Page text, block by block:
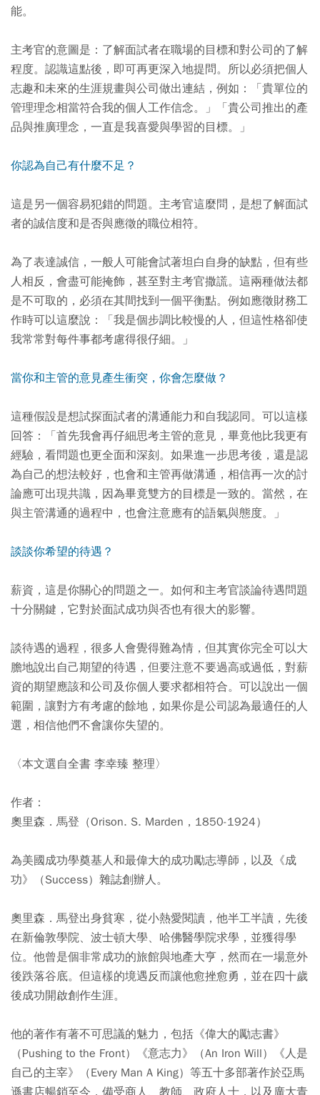
能。
主考官的意圖是：了解面試者在職場的目標和對公司的了解
程度。認識這點後，即可再更深入地提問。所以必須把個人
志趣和未來的生涯規畫與公司做出連結，例如：「貴單位的
管理理念相當符合我的個人工作信念。」「貴公司推出的產
品與推廣理念，一直是我喜愛與學習的目標。」
你認為自己有什麼不足？
這是另一個容易犯錯的問題。主考官這麼問，是想了解面試
者的誠信度和是否與應徵的職位相符。
為了表達誠信，一般人可能會試著坦白自身的缺點，但有些
人相反，會盡可能掩飾，甚至對主考官撒謊。這兩種做法都
是不可取的，必須在其間找到一個平衡點。例如應徵財務工
作時可以這麼說：「我是個步調比較慢的人，但這性格卻使
我常常對每件事都考慮得很仔細。」
當你和主管的意見產生衝突，你會怎麼做？
這種假設是想試探面試者的溝通能力和自我認同。可以這樣
回答：「首先我會再仔細思考主管的意見，畢竟他比我更有
經驗，看問題也更全面和深刻。如果進一步思考後，還是認
為自己的想法較好，也會和主管再做溝通，相信再一次的討
論應可出現共識，因為畢竟雙方的目標是一致的。當然，在
與主管溝通的過程中，也會注意應有的語氣與態度。」
談談你希望的待遇？
薪資，這是你關心的問題之一。如何和主考官談論待遇問題
十分關鍵，它對於面試成功與否也有很大的影響。
談待遇的過程，很多人會覺得難為情，但其實你完全可以大
膽地說出自己期望的待遇，但要注意不要過高或過低，對薪
資的期望應該和公司及你個人要求都相符合。可以說出一個
範圍，讓對方有考慮的餘地，如果你是公司認為最適任的人
選，相信他們不會讓你失望的。
〈本文選自全書 李幸臻 整理〉
作者：
奧里森．馬登（Orison. S. Marden，1850-1924）
為美國成功學奠基人和最偉大的成功勵志導師，以及《成
功》（Success）雜誌創辦人。
奧里森．馬登出身貧寒，從小熱愛閱讀，他半工半讀，先後
在新倫敦學院、波士頓大學、哈佛醫學院求學，並獲得學
位。他曾是個非常成功的旅館與地產大亨，然而在一場意外
後跌落谷底。但這樣的境遇反而讓他愈挫愈勇，並在四十歲
後成功開啟創作生涯。
他的著作有著不可思議的魅力，包括《偉大的勵志書》
（Pushing to the Front）《意志力》（An Iron Will）《人是
自己的主宰》（Every Man A King）等五十多部著作於亞馬
遜書店暢銷至今，備受商人、教師、政府人士，以及廣大青